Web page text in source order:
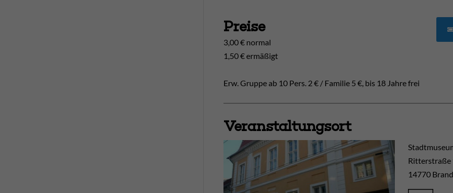
Preise
3,00 € normal
1,50 € ermäßigt
Erw. Gruppe ab 10 Pers. 2 € / Familie 5 €, bis 18 Jahre frei
Veranstaltungsort
Ritterstraße
14770